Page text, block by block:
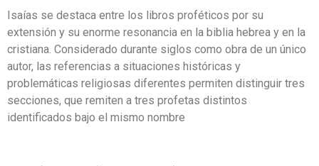
Isaías se destaca entre los libros proféticos por su
extensión y su enorme resonancia en la biblia hebrea y en la
cristiana. Considerado durante siglos como obra de un único
autor, las referencias a situaciones históricas y
problemáticas religiosas diferentes permiten distinguir tres
secciones, que remiten a tres profetas distintos
identificados bajo el mismo nombre